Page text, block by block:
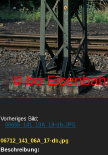
Vorheriges Bild:
06655_141_10A_18-db.JPG
06712_141_06A_17-db.jpg
Beschreibung: